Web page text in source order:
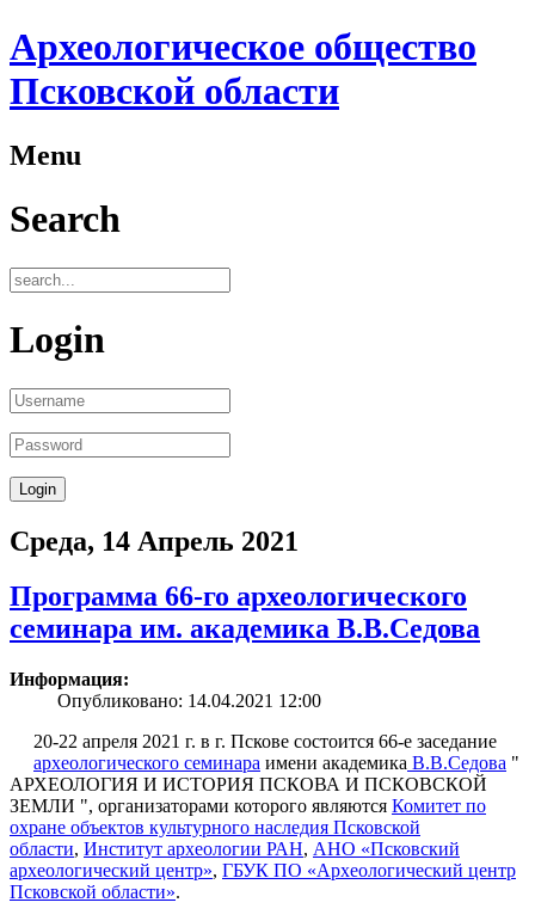
Археологическое общество
Псковской области
Menu
Search
Login
Среда, 14 Апрель 2021
Программа 66-го археологического
семинара им. академика В.В.Седова
Информация:
Опубликовано: 14.04.2021 12:00
20-22 апреля 2021 г. в г. Пскове состоится 66-е заседание
археологического семинара имени академика В.В.Седова "
АРХЕОЛОГИЯ И ИСТОРИЯ ПСКОВА И ПСКОВСКОЙ
ЗЕМЛИ ", организаторами которого являются Комитет по
охране объектов культурного наследия Псковской
области, Институт археологии РАН, АНО «Псковский
археологический центр», ГБУК ПО «Археологический центр
Псковской области».